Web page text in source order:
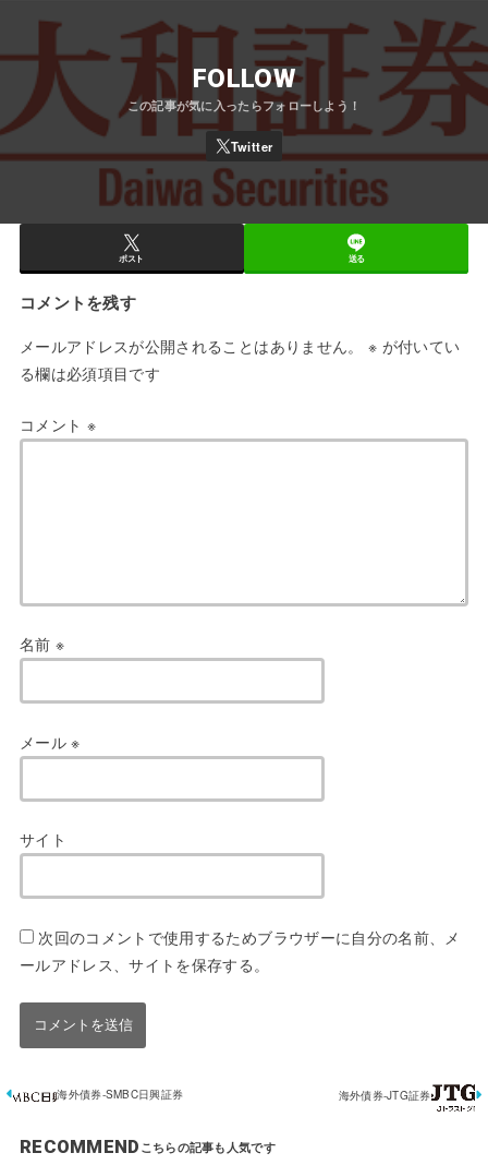
FOLLOW
ポスト 送る
コメントを残す
メールアドレスが公開されることはありません。 ※ が付いてい
る欄は必須項目です
コメント ※
名前 ※
メール※
サイト
次回のコメントで使用するためブラウザーに自分の名前、メ
ールアドレス、サイトを保存する。
海外債券-SMBC日興証券 海外債券-JTG証券
RECOMMEND